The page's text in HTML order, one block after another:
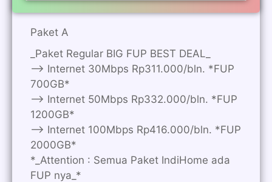
Paket A
_Paket Regular BIG FUP BEST DEAL_
—> Internet 30Mbps Rp311.000/bln. *FUP
700GB*
—> Internet 50Mbps Rp332.000/bln. *FUP
1200GB*
—> Internet 100Mbps Rp416.000/bln. *FUP
2000GB*
*_Attention : Semua Paket IndiHome ada
FUP nya_*